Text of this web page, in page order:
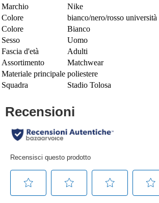
Marchio
Nike
Colore
bianco/nero/rosso università
Colore
Bianco
Sesso
Uomo
Fascia d'età
Adulti
Assortimento
Matchwear
Materiale principale poliestere
Squadra
Stadio Tolosa